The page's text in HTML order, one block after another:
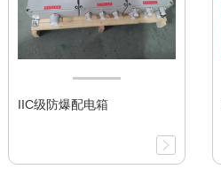
IIC级防爆配电箱